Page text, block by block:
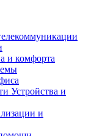
и комфорта
Устройства и
и